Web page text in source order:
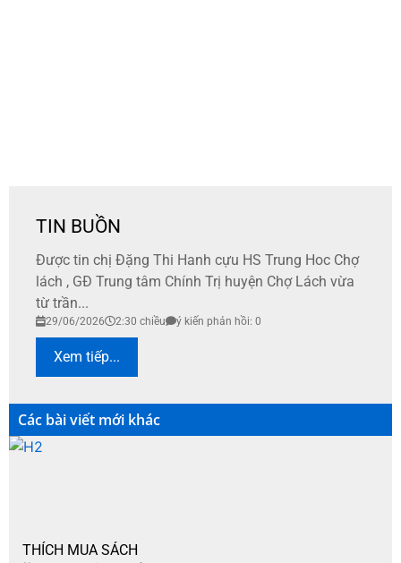
TIN BUỒN
Được tin chị Đặng Thi Hanh cựu HS Trung Hoc Chợ
lách , GĐ Trung tâm Chính Trị huyện Chợ Lách vừa
từ trần...
29/06/2026 2:30 chiều ý kiến phản hồi: 0
Xem tiếp...
Các bài viết mới khác
THÍCH MUA SÁCH